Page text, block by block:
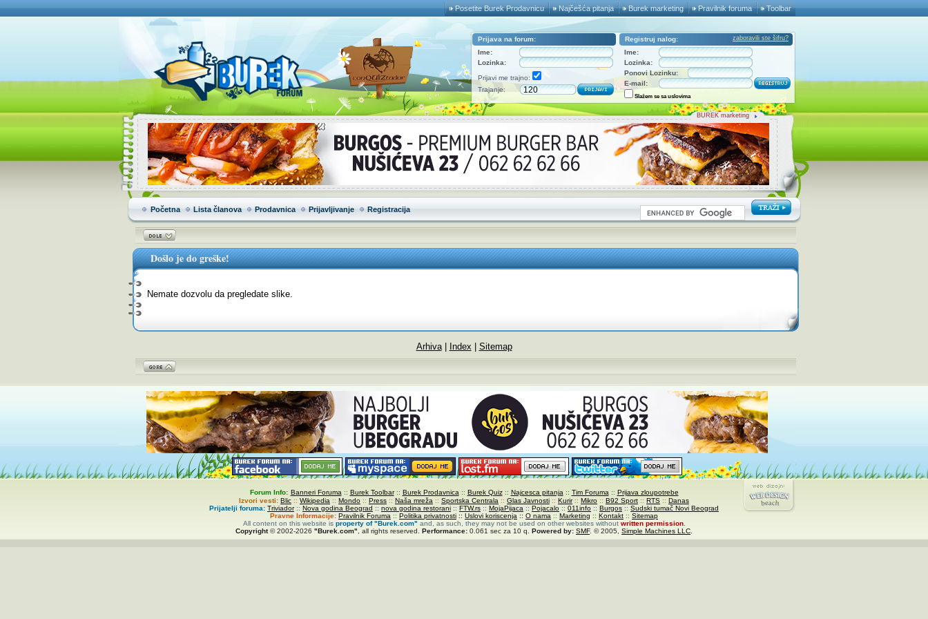
Toolbar
Pravilnik foruma
Burek marketing
Najčešća pitanja
Posetite Burek Prodavnicu
Prijava na forum:
Ime:
Lozinka:
Prijavi me trajno:
Trajanje:
Registruj nalog: zaboravili ste šifru?
Ime:
Lozinka:
Ponovi Lozinku:
E-mail:
Slažem se sa uslovima
BUREK marketing
Početna Lista članova Prodavnica Prijavljivanje Registracija
Došlo je do greške!
Nemate dozvolu da pregledate slike.
Arhiva| Index | Sitemap
Forum Info: Banneri Foruma :: Burek Toolbar:: Burek Prodavnica :: Burek Quiz:: Najcesca pitanja :: Tim Foruma :: Prijava zloupotrebe
Izvori vesti: Blic :: Wikipedia :: Mondo :: Press :: Naša mreža :: Sportska Centrala :: Glas Javnosti :: Kurir:: Mikro :: B92 Sport :: RTS :: Danas
Prijatelji foruma: Triviador:: Nova godina Beograd :: nova godina restorani :: FTW.rs :: MojaPijaca :: Pojacalo :: 011info :: Burgos :: Sudski tumač Novi Beograd
Pravne Informacije: Pravilnik Foruma :: Politika privatnosti :: Uslovi koriscenja :: O nama :: Marketing :: Kontakt :: Sitemap
All content on this website is property of"Burek.com" and, as such, they may not be used on other websites withoutwritten permission.
Copyright© 2002-2026 "Burek.com" , all rights reserved. Performance: 0.061 sec za 10 q. Powered by: SMF. © 2005, Simple Machines LLC